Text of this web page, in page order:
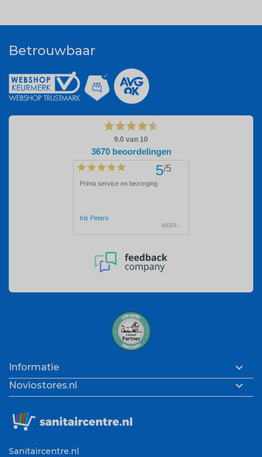
Betrouwbaar
Informatie 
Noviostores.nl 
Sanitaircentre.nl